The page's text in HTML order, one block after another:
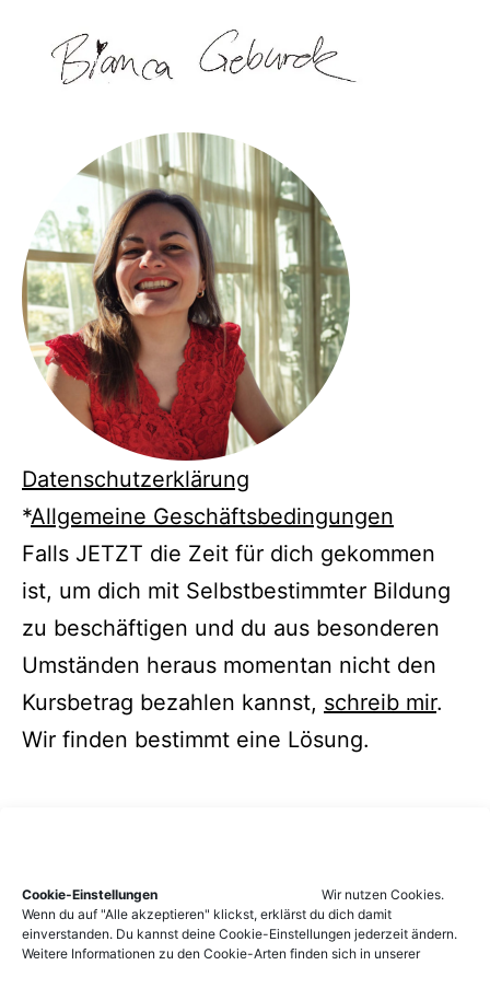
Cookie-Einstellungen
Wir nutzen Cookies.
Wenn du auf "Alle akzeptieren" klickst, erklärst du dich damit
einverstanden. Du kannst deine Cookie-Einstellungen jederzeit ändern.
Weitere Informationen zu den Cookie-Arten finden sich in unserer
Datenschutzerklärung
*Allgemeine Geschäftsbedingungen
Falls JETZT die Zeit für dich gekommen
ist, um dich mit Selbstbestimmter Bildung
zu beschäftigen und du aus besonderen
Umständen heraus momentan nicht den
Kursbetrag bezahlen kannst, schreib mir.
Wir finden bestimmt eine Lösung.